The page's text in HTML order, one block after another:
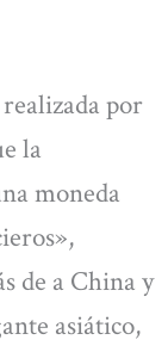
por
la
moneda
de a China y
asiático,